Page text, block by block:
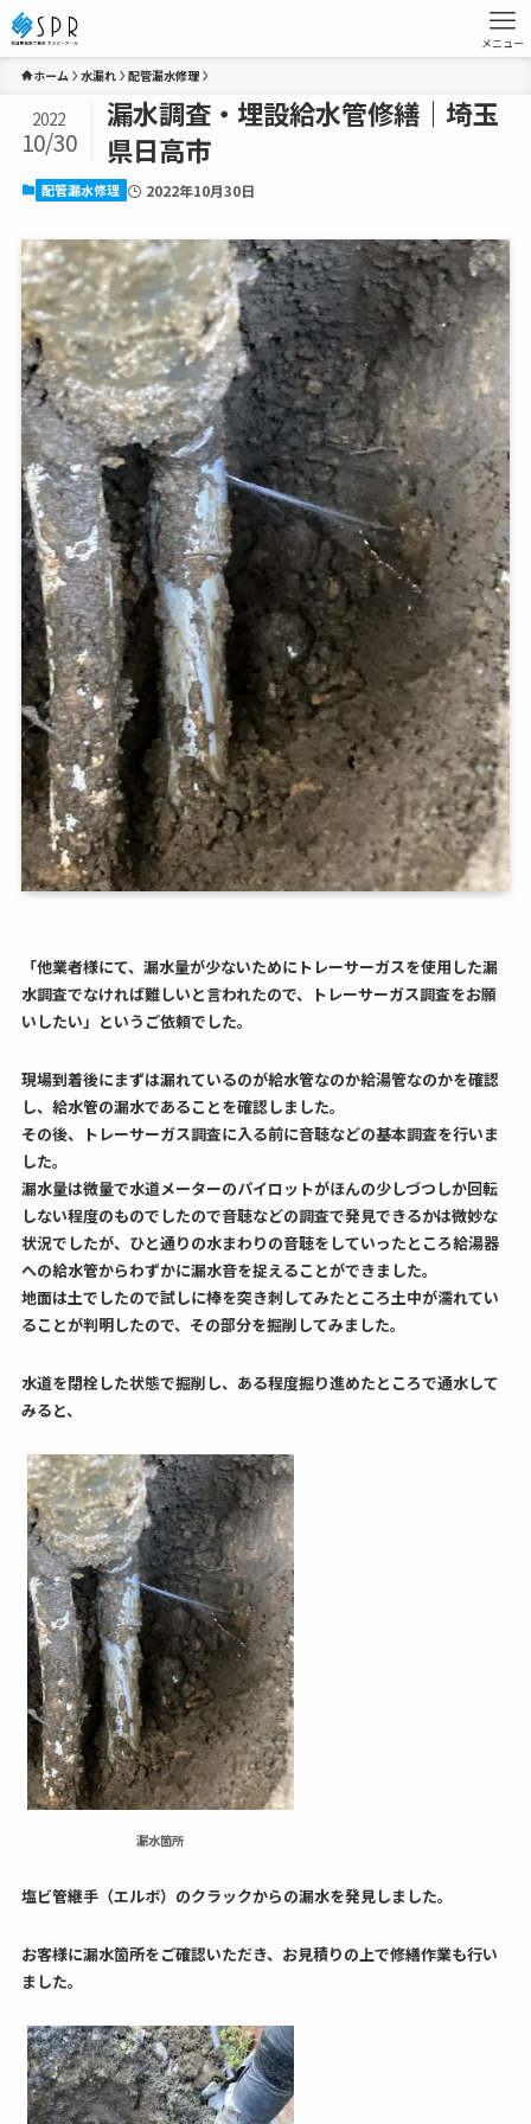
メニュー
ホーム 水漏れ 配管漏水修理
漏水調査・埋設給水管修繕｜埼玉
県日高市
2022
10/30
配管漏水修理 2022年10月30日
「他業者様にて、漏水量が少ないためにトレーサーガスを使用した漏
水調査でなければ難しいと言われたので、トレーサーガス調査をお願
いしたい」というご依頼でした。
現場到着後にまずは漏れているのが給水管なのか給湯管なのかを確認
し、給水管の漏水であることを確認しました。
その後、トレーサーガス調査に入る前に音聴などの基本調査を行いま
した。
漏水量は微量で水道メーターのパイロットがほんの少しづつしか回転
しない程度のものでしたので音聴などの調査で発見できるかは微妙な
状況でしたが、ひと通りの水まわりの音聴をしていったところ給湯器
への給水管からわずかに漏水音を捉えることができました。
地面は土でしたので試しに棒を突き刺してみたところ土中が濡れてい
ることが判明したので、その部分を掘削してみました。
水道を閉栓した状態で掘削し、ある程度掘り進めたところで通水して
みると、
漏水箇所
塩ビ管継手（エルボ）のクラックからの漏水を発見しました。
お客様に漏水箇所をご確認いただき、お見積りの上で修繕作業も行い
ました。